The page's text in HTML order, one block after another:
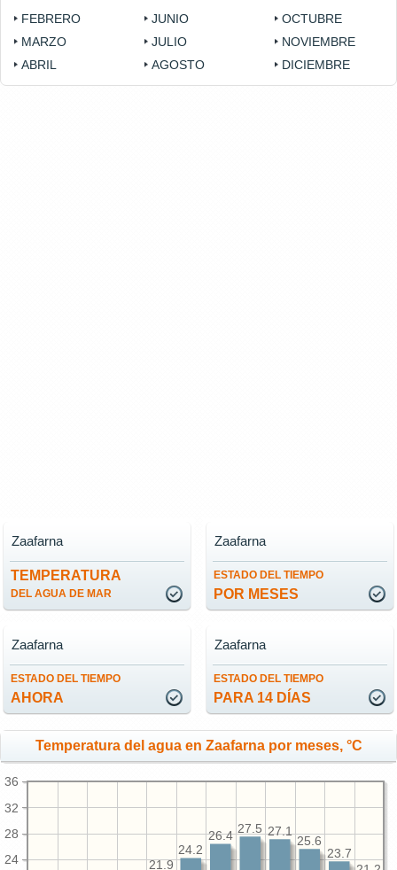
FEBRERO
MARZO
ABRIL
JUNIO
JULIO
AGOSTO
OCTUBRE
NOVIEMBRE
DICIEMBRE
TEMPERATURA
DEL AGUA DE MAR
Zaafarna
ESTADO DEL TIEMPO
POR MESES
Zaafarna
ESTADO DEL TIEMPO
AHORA
Zaafarna
ESTADO DEL TIEMPO
PARA 14 DÍAS
Zaafarna
Temperatura del agua en Zaafarna por meses, °C
24
28
32
36
23.7
25.6
27.1
27.5
26.4
24.2
21.9